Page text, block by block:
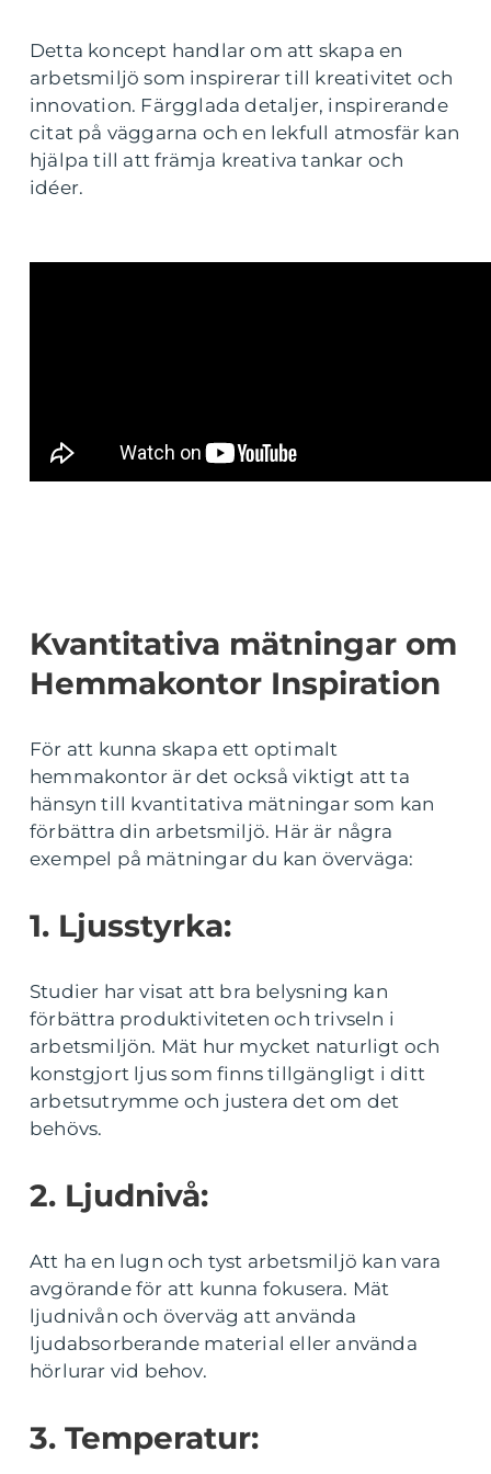
Detta koncept handlar om att skapa en
arbetsmiljö som inspirerar till kreativitet och
innovation. Färgglada detaljer, inspirerande
citat på väggarna och en lekfull atmosfär kan
hjälpa till att främja kreativa tankar och
idéer.
Kvantitativa mätningar om
Hemmakontor Inspiration
För att kunna skapa ett optimalt
hemmakontor är det också viktigt att ta
hänsyn till kvantitativa mätningar som kan
förbättra din arbetsmiljö. Här är några
exempel på mätningar du kan överväga:
1. Ljusstyrka:
Studier har visat att bra belysning kan
förbättra produktiviteten och trivseln i
arbetsmiljön. Mät hur mycket naturligt och
konstgjort ljus som finns tillgängligt i ditt
arbetsutrymme och justera det om det
behövs.
2. Ljudnivå:
Att ha en lugn och tyst arbetsmiljö kan vara
avgörande för att kunna fokusera. Mät
ljudnivån och överväg att använda
ljudabsorberande material eller använda
hörlurar vid behov.
3. Temperatur: